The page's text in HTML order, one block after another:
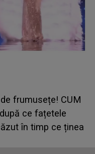
frumusețe! CUM
ce fațetele
în timp ce ținea